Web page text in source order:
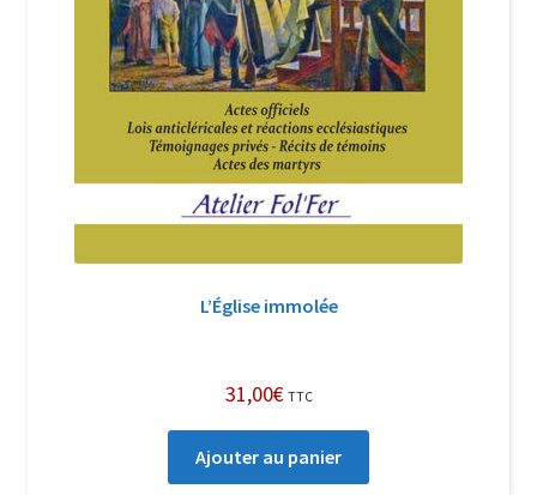
Qui sommes-nous ?
Soutien à Philippe Randa
Suivi de la Commande
L’Église immolée
31,00€ TTC
Ajouter au panier